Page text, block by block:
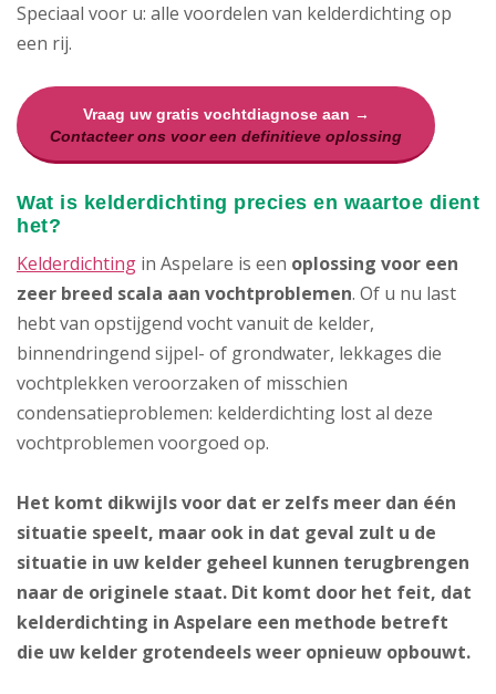
Speciaal voor u: alle voordelen van kelderdichting op
een rij.
Vraag uw gratis vochtdiagnose aan →
Contacteer ons voor een definitieve oplossing
Wat is kelderdichting precies en waartoe dient
het?
Kelderdichting in Aspelare is een oplossing voor een
zeer breed scala aan vochtproblemen. Of u nu last
hebt van opstijgend vocht vanuit de kelder,
binnendringend sijpel- of grondwater, lekkages die
vochtplekken veroorzaken of misschien
condensatieproblemen: kelderdichting lost al deze
vochtproblemen voorgoed op.
Het komt dikwijls voor dat er zelfs meer dan één
situatie speelt, maar ook in dat geval zult u de
situatie in uw kelder geheel kunnen terugbrengen
naar de originele staat. Dit komt door het feit, dat
kelderdichting in Aspelare een methode betreft
die uw kelder grotendeels weer opnieuw opbouwt.